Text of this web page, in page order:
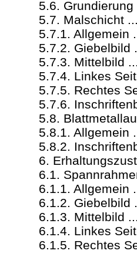
5.6.
5.7. Malschicht
5.7.1. Allgemein
5.7.2. Giebelbild
5.7.3. Mittelbild
5.7.4. Linkes
5.7.5. Rechtes
5.7.6.
5.8.
5.8.1. Allgemein
5.8.2.
6.
6.1.
6.1.1. Allgemein
6.1.2. Giebelbild
6.1.3. Mittelbild
6.1.4. Linkes
6.1.5. Rechtes